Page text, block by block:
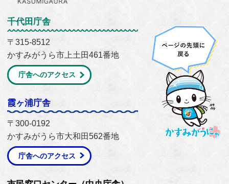
千代田庁舎
〒315-8512
かすみがうら市上土田461番地
庁舎へのアクセス
霞ヶ浦庁舎
〒300-0192
かすみがうら市大和田562番地
庁舎へのアクセス